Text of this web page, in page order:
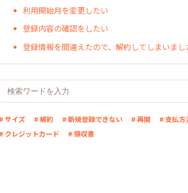
利用開始月を変更したい
登録内容の確認をしたい
登録情報を間違えたので、解約してしまいまし
# サイズ # 解約 # 新規登録できない # 再開 # 支払方
# クレジットカード
# 領収書